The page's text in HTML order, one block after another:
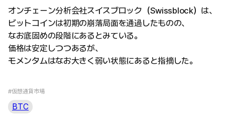
オンチェーン分析会社スイスブロック（Swissblock）は、
ビットコインは初期の崩落局面を通過したものの、
なお底固めの段階にあるとみている。
価格は安定しつつあるが、
モメンタムはなお大きく弱い状態にあると指摘した。
#仮想通貨市場
BTC